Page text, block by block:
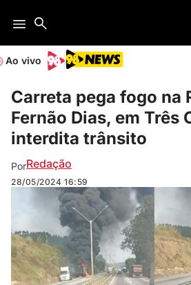
Ao vivo
Carreta pega fogo na
Fernão Dias, em Três
interdita trânsito
PorRedação
28/05/2024 16:59